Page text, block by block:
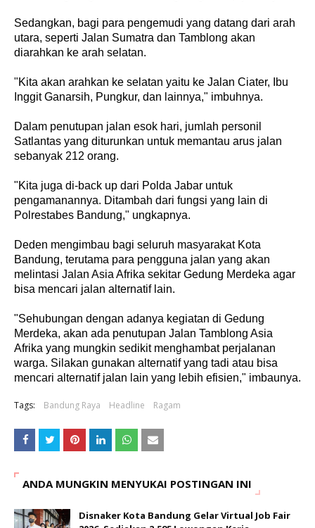
Sedangkan, bagi para pengemudi yang datang dari arah
utara, seperti Jalan Sumatra dan Tamblong akan
diarahkan ke arah selatan.
"Kita akan arahkan ke selatan yaitu ke Jalan Ciater, Ibu
Inggit Ganarsih, Pungkur, dan lainnya," imbuhnya.
Dalam penutupan jalan esok hari, jumlah personil
Satlantas yang diturunkan untuk memantau arus jalan
sebanyak 212 orang.
"Kita juga di-back up dari Polda Jabar untuk
pengamanannya. Ditambah dari fungsi yang lain di
Polrestabes Bandung," ungkapnya.
Deden mengimbau bagi seluruh masyarakat Kota
Bandung, terutama para pengguna jalan yang akan
melintasi Jalan Asia Afrika sekitar Gedung Merdeka agar
bisa mencari jalan alternatif lain.
"Sehubungan dengan adanya kegiatan di Gedung
Merdeka, akan ada penutupan Jalan Tamblong Asia
Afrika yang mungkin sedikit menghambat perjalanan
warga. Silakan gunakan alternatif yang tadi atau bisa
mencari alternatif jalan lain yang lebih efisien," imbaunya.
Tags: Bandung Raya Headline Ragam
ANDA MUNGKIN MENYUKAI POSTINGAN INI
Disnaker Kota Bandung Gelar Virtual Job Fair